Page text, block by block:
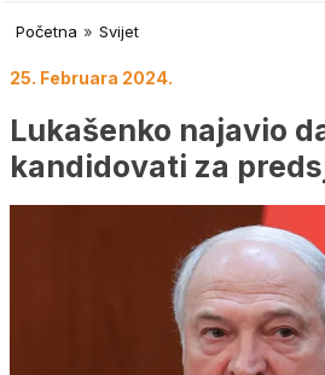
Početna » Svijet
25. Februara 2024.
Lukašenko najavio
kandidovati za